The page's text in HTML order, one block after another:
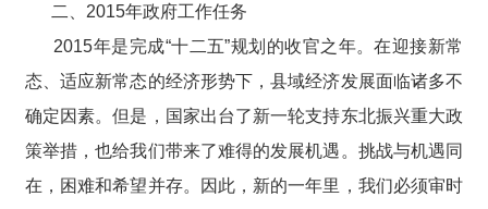
二、2015年政府工作任务
2015年是完成“十二五”规划的收官之年。在迎接新常
态、适应新常态的经济形势下，县域经济发展面临诸多不
确定因素。但是，国家出台了新一轮支持东北振兴重大政
策举措，也给我们带来了难得的发展机遇。挑战与机遇同
在，困难和希望并存。因此，新的一年里，我们必须审时